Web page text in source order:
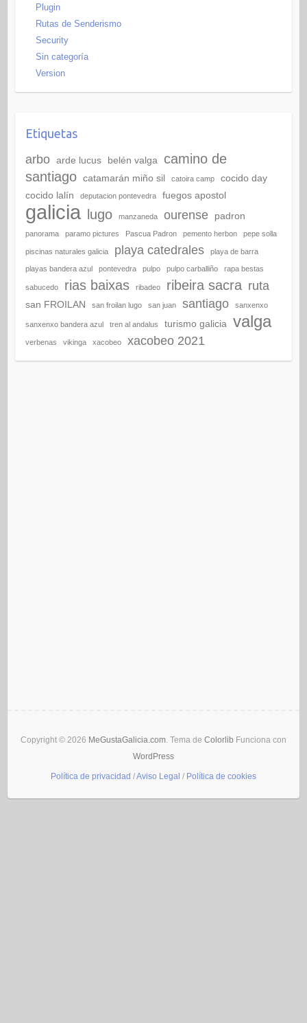
Plugin
Rutas de Senderismo
Security
Sin categoría
Version
Etiquetas
arbo arde lucus belén valga
camino de
santiago catamarán miño sil catoira camp
cocido day
cocido lalín
deputacion pontevedra fuegos apostol
galicia lugo manzaneda ourense padron
panorama paramo pictures Pascua Padron pemento herbon pepe solla
piscinas naturales galicia playa catedrales playa de barra
playas bandera azul pontevedra pulpo pulpo carballiño rapa bestas
sabucedo rias baixas ribadeo ribeira sacra ruta
san FROILAN san froilan lugo san juan santiago sanxenxo
sanxenxo bandera azul tren al andalus turismo galicia valga
verbenas vikinga xacobeo xacobeo 2021
Copyright © 2026 MeGustaGalicia.com. Tema de Colorlib Funciona con
WordPress
Política de privacidad /Aviso Legal / Política de cookies